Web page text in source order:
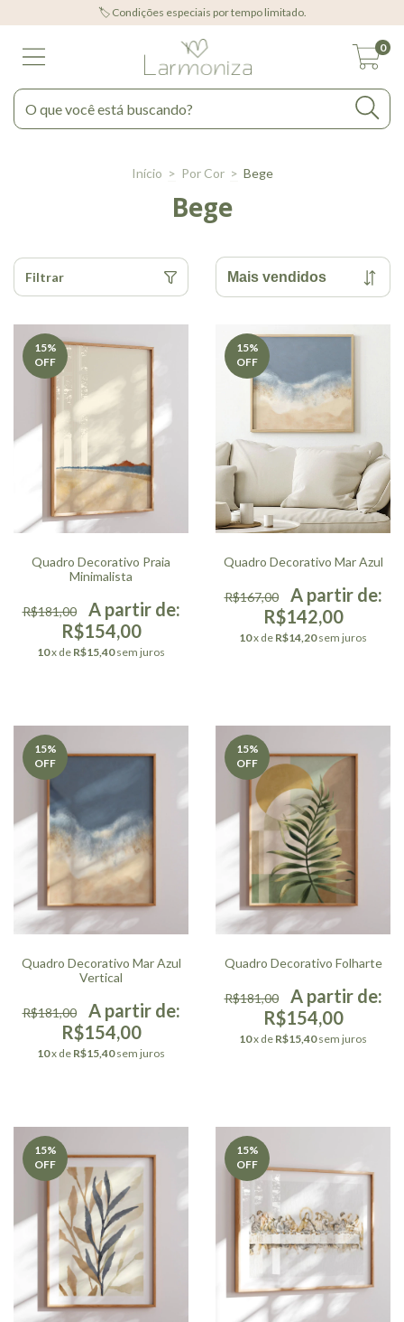
🏷️ Condições especiais por tempo limitado.
0
Início > Por Cor > Bege
Bege
Filtrar
15%
OFF
Quadro Decorativo Praia
Minimalista
R$181,00
R$154,00
10x de R$15,40 sem juros
15%
OFF
Quadro Decorativo Mar Azul
R$167,00
R$142,00
10x de R$14,20 sem juros
15%
OFF
Quadro Decorativo Mar Azul
Vertical
R$181,00
R$154,00
10x de R$15,40 sem juros
15%
OFF
Quadro Decorativo Folharte
R$181,00
R$154,00
10x de R$15,40 sem juros
15%
OFF
15%
OFF